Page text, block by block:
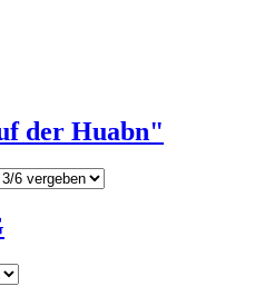
der Huabn"